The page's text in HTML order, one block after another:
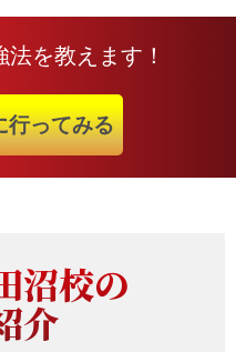
を教えます！
行ってみる
沼校の
介